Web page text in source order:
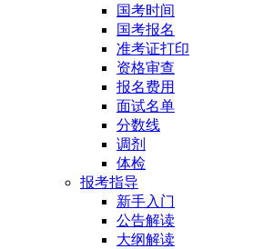
国考时间
国考报名
准考证打印
资格审查
报名费用
面试名单
分数线
调剂
体检
报考指导
新手入门
公告解读
大纲解读